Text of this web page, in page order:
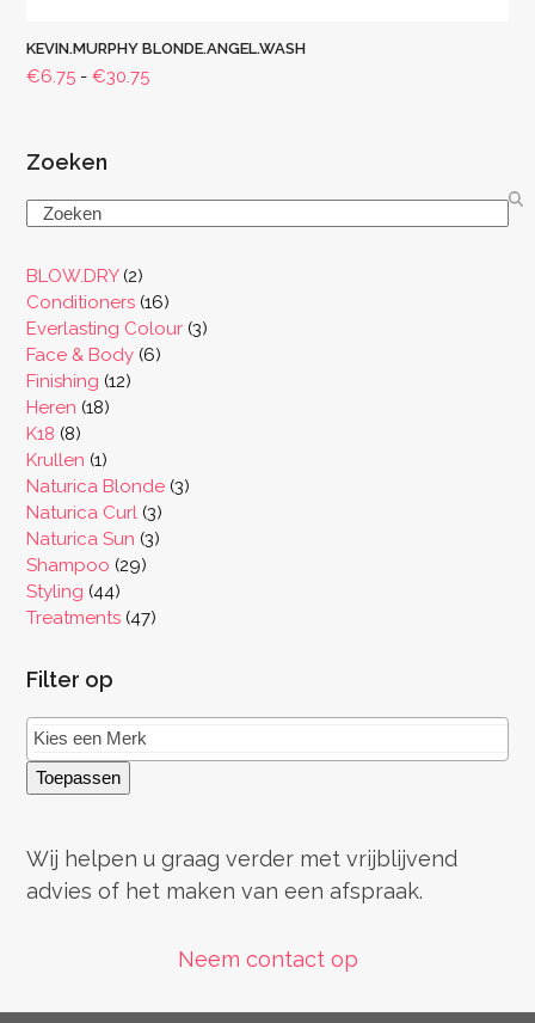
KEVIN.MURPHY BLONDE.ANGEL.WASH
€6.75 - €30.75Prijsklasse:
Zoeken
Search
BLOW.DRY 22
producten
Conditioners 1616
producten
Everlasting Colour 33
Face & Body 66
Finishing 1212
Heren 1818
K18 88
producten
Krullen 11
product
Naturica Blonde 33
Naturica Curl 33
producten
Naturica Sun 33
Shampoo 2929
Styling 4444
producten
Treatments 4747
Filter op
Toepassen
Wij helpen u graag verder met vrijblijvend
advies of het maken van een afspraak.
Neem contact op